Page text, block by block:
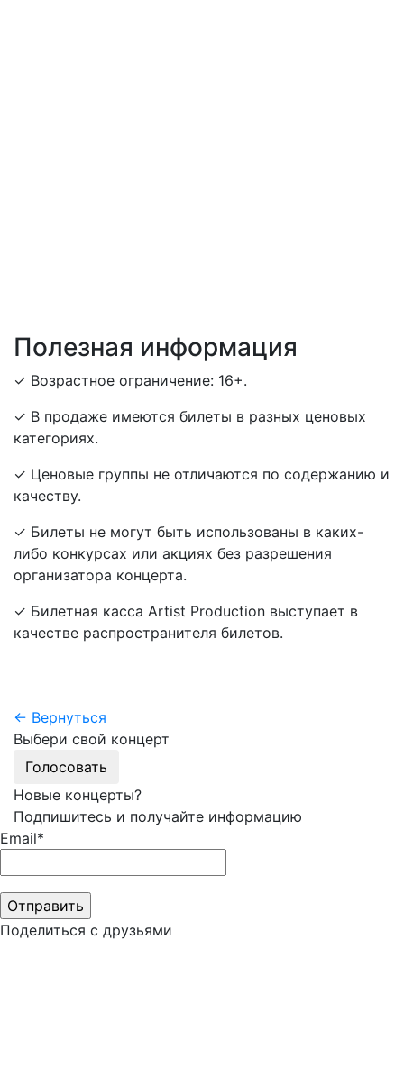
Полезная информация
✓ Возрастное ограничение: 16+.
✓ В продаже имеются билеты в разных ценовых
категориях.
✓ Ценовые группы не отличаются по содержанию и
качеству.
✓ Билеты не могут быть использованы в каких-
либо конкурсах или акциях без разрешения
организатора концерта.
✓ Билетная касса Artist Production выступает в
качестве распространителя билетов.
← Вернуться
Выбери свой концерт
Голосовать
Новые концерты?
Подпишитесь и получайте информацию
Email*
Поделиться с друзьями